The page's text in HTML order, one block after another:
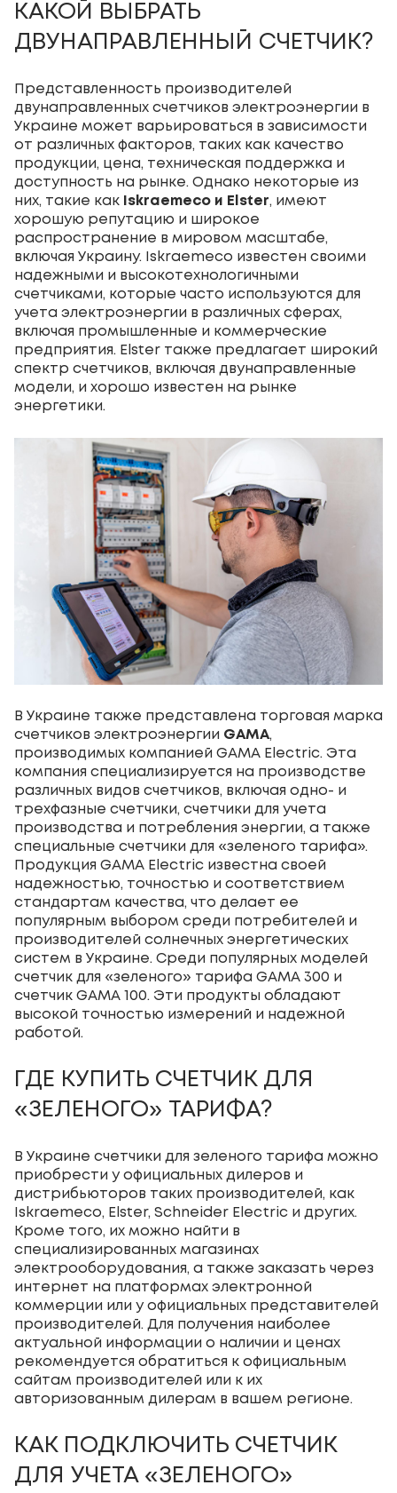
КАКОЙ ВЫБРАТЬ
ДВУНАПРАВЛЕННЫЙ СЧЕТЧИК?
Представленность производителей
двунаправленных счетчиков электроэнергии в
Украине может варьироваться в зависимости
от различных факторов, таких как качество
продукции, цена, техническая поддержка и
доступность на рынке. Однако некоторые из
них, такие как
Iskraemeco и Elster, имеют
хорошую репутацию и широкое
распространение в мировом масштабе,
включая Украину. Iskraemeco известен своими
надежными и высокотехнологичными
счетчиками, которые часто используются для
учета электроэнергии в различных сферах,
включая промышленные и коммерческие
предприятия. Elster также предлагает широкий
спектр счетчиков, включая двунаправленные
модели, и хорошо известен на рынке
энергетики.
В Украине также представлена торговая марка
счетчиков электроэнергии GAMA,
производимых компанией GAMA Electric. Эта
компания специализируется на производстве
различных видов счетчиков, включая одно- и
трехфазные счетчики, счетчики для учета
производства и потребления энергии, а также
специальные счетчики для «зеленого тарифа».
Продукция GAMA Electric известна своей
надежностью, точностью и соответствием
стандартам качества, что делает ее
популярным выбором среди потребителей и
производителей солнечных энергетических
систем в Украине. Среди популярных моделей
счетчик для «зеленого» тарифа GAMA 300 и
счетчик GAMA 100. Эти продукты обладают
высокой точностью измерений и надежной
работой.
ГДЕ КУПИТЬ СЧЕТЧИК ДЛЯ
«ЗЕЛЕНОГО» ТАРИФА?
В Украине счетчики для зеленого тарифа можно
приобрести у официальных дилеров и
дистрибьюторов таких производителей, как
Iskraemeco, Elster, Schneider Electric и других.
Кроме того, их можно найти в
специализированных магазинах
электрооборудования, а также заказать через
интернет на платформах электронной
коммерции или у официальных представителей
производителей. Для получения наиболее
актуальной информации о наличии и ценах
рекомендуется обратиться к официальным
сайтам производителей или к их
авторизованным дилерам в вашем регионе.
КАК ПОДКЛЮЧИТЬ СЧЕТЧИК
ДЛЯ УЧЕТА «ЗЕЛЕНОГО»